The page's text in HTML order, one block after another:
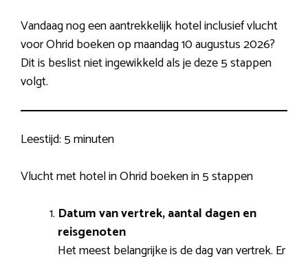
Vandaag nog een aantrekkelijk hotel inclusief vlucht
voor Ohrid boeken op maandag 10 augustus 2026?
Dit is beslist niet ingewikkeld als je deze 5 stappen
volgt.
Leestijd: 5 minuten
Vlucht met hotel in Ohrid boeken in 5 stappen
Datum van vertrek, aantal dagen en
reisgenoten
Het meest belangrijke is de dag van vertrek. Er